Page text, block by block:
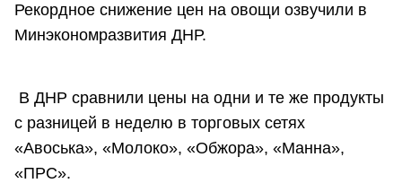
Рекордное снижение цен на овощи озвучили в
Минэкономразвития ДНР.
В ДНР сравнили цены на одни и те же продукты
с разницей в неделю в торговых сетях
«Авоська», «Молоко», «Обжора», «Манна»,
«ПРС».